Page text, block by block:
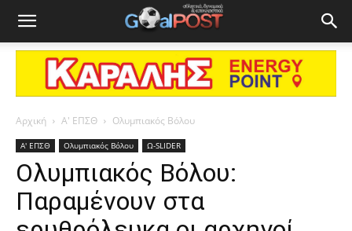
Αρχική Α' ΕΠΣΘ Ολυμπιακός Βόλου
Α' ΕΠΣΘ Ολυμπιακός Βόλου Ω-SLIDER
Ολυμπιακός Βόλου:
Παραμένουν στα